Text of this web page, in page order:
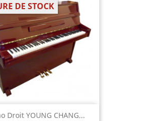
Droit YOUNG CHANG...
DE STOCK